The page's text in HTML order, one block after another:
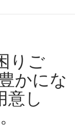
りご
かにな
意し